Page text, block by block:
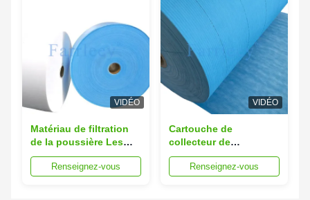
VIDÉO
Matériau de filtration
de la poussière Les
fibres de nanofibres de
cellulose avec
Renseignez-vous
VIDÉO
Cartouche de
collecteur de
poussière recouverte
de nanofibres à haut
Renseignez-vous